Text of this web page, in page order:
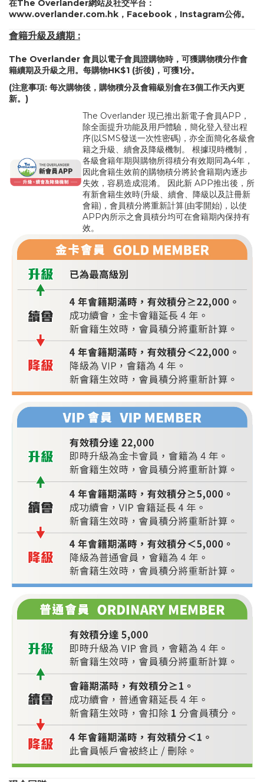
在The Overlander網站及社交平台：
www.overlander.com.hk ， Facebook ， Instagram公佈。
會籍升級及續期 :
The Overlander 會員以電子會員證購物時，可獲購物積分作會
籍續期及升級之用。每購物HK$1 (折後)，可獲1分。
(注意事項: 每次購物後，購物積分及會籍級別會在3個工作天內更
新。)
The Overlander 現已推出新電子會員APP，
除全面提升功能及用戶體驗，簡化登入登出程
序(以SMS發送一次性密碼)，亦全面簡化各級會
籍之升級、續會及降級機制。 根據現時機制，
各級會籍年期與購物所得積分有效期同為4年，
因此會籍生效前的購物積分將於會籍期內逐步
失效，容易造成混淆。 因此新 APP推出後，所
有新會籍生效時(升級、續會、降級以及註冊新
會籍)，會員積分將重新計算(由零開始)，以使
APP內所示之會員積分均可在會籍期內保持有
效。